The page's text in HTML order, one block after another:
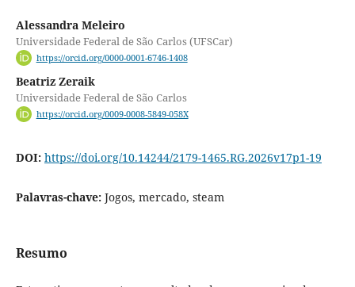
Alessandra Meleiro
Universidade Federal de São Carlos (UFSCar)
https://orcid.org/0000-0001-6746-1408
Beatriz Zeraik
Universidade Federal de São Carlos
https://orcid.org/0009-0008-5849-058X
DOI: https://doi.org/10.14244/2179-1465.RG.2026v17p1-19
Palavras-chave: Jogos, mercado, steam
Resumo